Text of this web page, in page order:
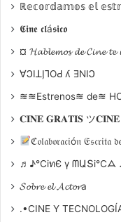
de la
de
ℝ𝕖𝕔𝕠𝕣𝕕𝕒𝕞𝕠𝕤 𝕖𝕝
𝕮𝖎𝖓𝖊 𝖈𝖑á𝖘𝖎𝖈𝖔
¤ 𝓗𝓪𝓫𝓵𝓮𝓶𝓸𝓼 𝓭𝓮 𝓒𝓲𝓷𝓮 𝓽𝓮
∀ϽIꓕI̗⅂OԀ ʎ ƎNIϽ
≋≋Estrenos≋ de≋
𝐂𝐈𝐍𝐄 𝐆𝐑𝐀𝐓𝐈𝐒 ツ
ℭ𝔬𝔩𝔞𝔟𝔬𝔯𝔞𝔠𝔦ó𝔫
♬♪℃іทЄ ү ᗰԱՏі℃ᗋ
𝓢𝓸𝓫𝓻𝓮 𝓮𝓵 𝓐𝓬𝓽𝓸𝓻a
.•CINE Y